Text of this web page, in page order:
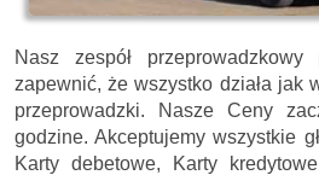
Nasz zespół
zapewnić, że wszystko działa jak
przeprowadzki. Nasze Ceny
godzine. Akceptujemy wszystkie
Karty debetowe, Karty